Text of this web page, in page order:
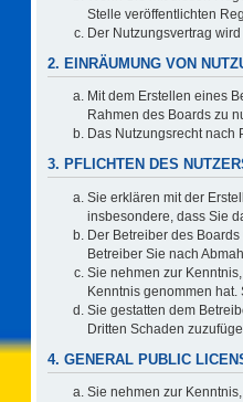
Stelle veröffentlichten
Der Nutzungsvertrag
2. EINRÄUMUNG VON
Mit dem Erstellen eines
Rahmen des Boards zu
Das Nutzungsrecht nach
3. PFLICHTEN DES
Sie erklären mit der
insbesondere, dass Sie
Der Betreiber des
Betreiber Sie nach
Sie nehmen zur
Kenntnis genommen
Sie gestatten dem
Dritten Schaden
4. GENERAL PUBLIC
Sie nehmen zur